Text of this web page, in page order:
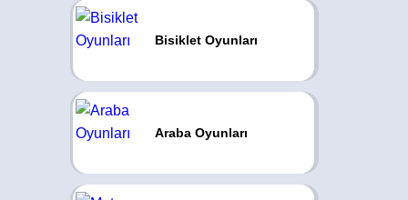
Bisiklet Oyunları
Araba Oyunları